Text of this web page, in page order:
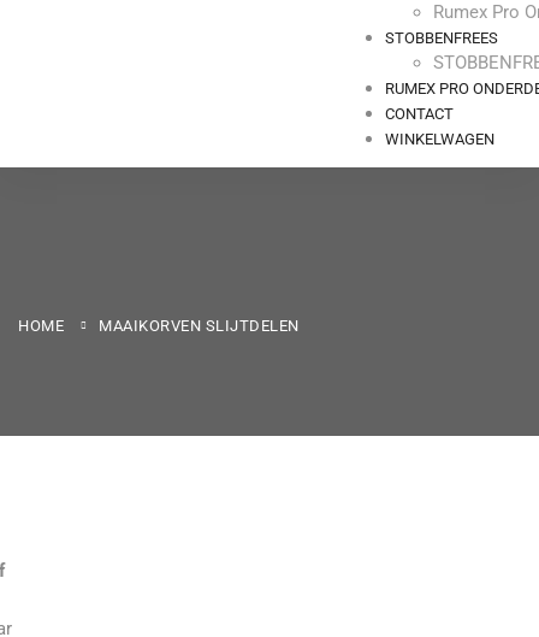
Rumex Pro
STOBBENFREES
RUMEX PRO
CONTACT
WINKELWAGEN
HOME MAAIKORVEN SLIJTDELEN